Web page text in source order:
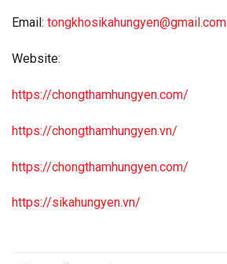
Email: tongkhosikahungyen@gmail.com
Website:
https://chongthamhungyen.com/
https://chongthamhungyen.vn/
https://chongthamhungyen.com/
https://sikahungyen.vn/